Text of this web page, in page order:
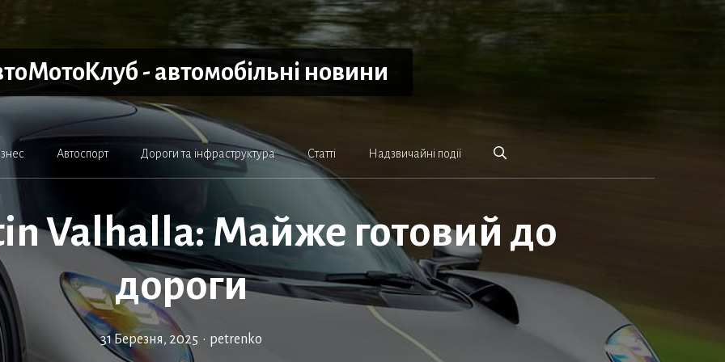
- автомобільні новини
Автоспорт Дороги та інфраструктура Статті Надзвичайні події
Valhalla: Майже готовий до
дороги
31 Березня, 2025 • petrenko